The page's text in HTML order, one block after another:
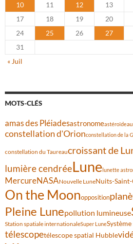
10
11 12 13
17
18 19 20
24
25 26 27
31
« Juil
MOTS-CLÉS
amas des Pléiadesastronomeastéroïde
constellation d'Orionconstellation de la
constellation du Taureaucroissant de
lumière cendréeLune lunette
MercureNASANouvelle LuneNuits-Saint-
On the Moonopposition
Pleine Lunepollution lumineuse
Station spatiale internationaleSuper Lune
télescopetélescope spatial Hubble